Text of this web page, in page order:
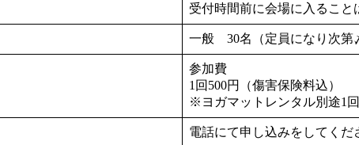
受付時間前に会場に入るこ
一般 30名（定員になり次第
参加費
1回500円（傷害保険料込）
※ヨガマットレンタル別途1
電話にて申し込みをしてくだ